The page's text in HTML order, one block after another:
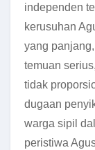
independen
kerusuhan
yang
temuan
tidak
dugaan
warga sipil
peristiwa